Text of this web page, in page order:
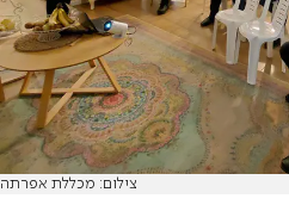
צילום: מכללת אפרתה